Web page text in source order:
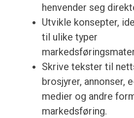
henvender seg
Utvikle konsepter,
til ulike typer
Skrive tekster til
brosjyrer, annonser,
medier og andre
markedsføring.